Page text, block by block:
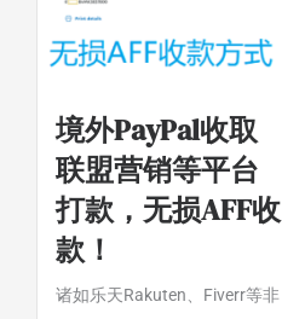
境外PayPal收取
联盟营销等平台
打款，无损AFF收
款！
诸如乐天Rakuten、Fiverr等非